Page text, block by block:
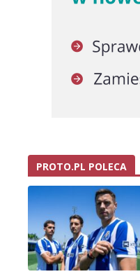
PROTO.PL POLECA